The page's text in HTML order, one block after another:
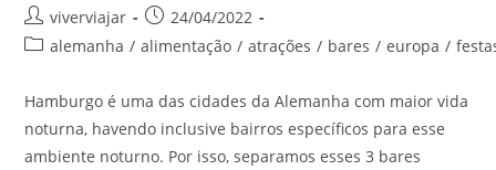
Autor
do
viverviajar
Post
publicado:
24/04/2022
Categoria
post:
alemanha / alimentação / atrações / bares / europa /
Hamburgo é uma das cidades da Alemanha com maior vida
noturna, havendo inclusive bairros específicos para esse
ambiente noturno. Por isso, separamos esses 3 bares